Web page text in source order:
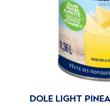
RECETTES
NOTRE
DOLE LIGHT